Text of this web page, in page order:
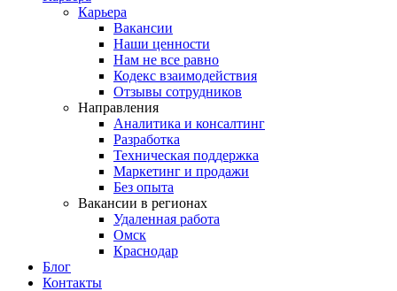
Карьера
Вакансии
Наши ценности
Нам не все равно
Кодекс взаимодействия
Отзывы сотрудников
Направления
Аналитика и консалтинг
Разработка
Техническая поддержка
Маркетинг и продажи
Без опыта
Вакансии в регионах
Удаленная работа
Омск
Краснодар
Блог
Контакты